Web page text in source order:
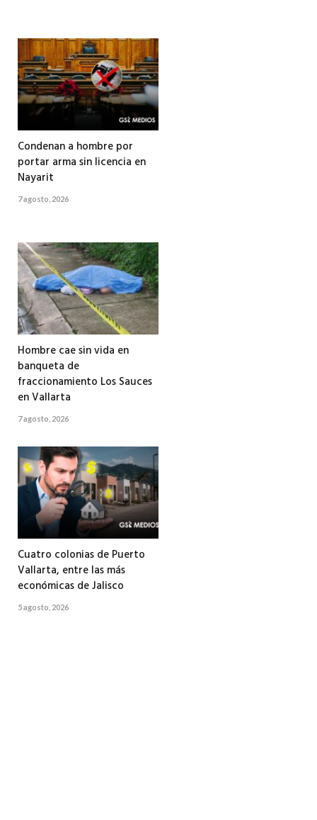
Condenan a hombre por
portar arma sin licencia en
Nayarit
7 agosto, 2026
Hombre cae sin vida en
banqueta de
fraccionamiento Los Sauces
en Vallarta
7 agosto, 2026
Cuatro colonias de Puerto
Vallarta, entre las más
económicas de Jalisco
5 agosto, 2026